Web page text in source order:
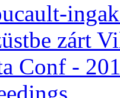
zárt
Conf -